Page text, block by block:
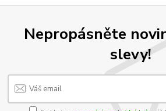
Nepropásněte
slevy!